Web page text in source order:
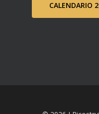
CALENDARIO